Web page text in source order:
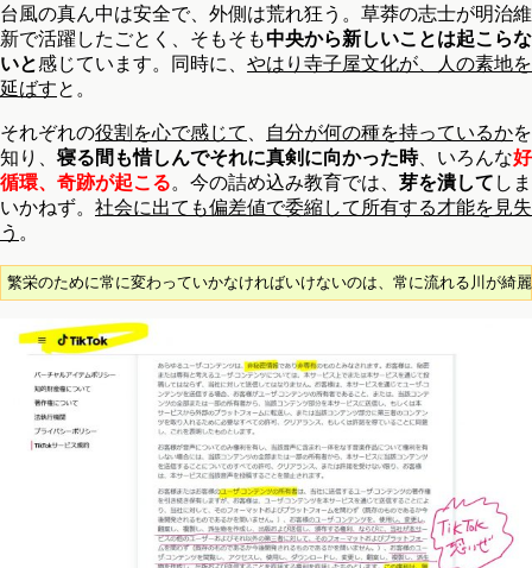
台風の真ん中は安全で、外側は荒れ狂う。草莽の志士が明治維
新で活躍したごとく、そもそも中央から新しいことは起こらな
いと感じています。同時に、 やはり寺子屋文化が、人の素地を
延ばすと。
それぞれの役割を心で感じて 、 自分が何の種を持っているかを
知り、 寝る間も惜しんでそれに真剣に向かった時、いろんな好
循環、奇跡が起こる。今の詰め込み教育では、 芽を潰して しま
いかねず。 社会に出ても偏差値で委縮して所有する才能を見失
う 。
繁栄のために常に変わっていかなければいけないのは、常に流れる川が綺